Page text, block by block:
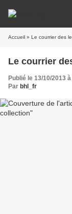
Accueil » Le courrier des
Le courrier
Publié le 13/10/2013
Par bhl_fr